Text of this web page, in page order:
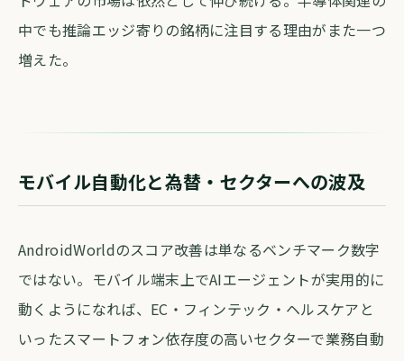
中でも推論エッジ寄りの銘柄に注目する理由がまた一つ
増えた。
モバイル自動化と為替・セクターへの波及
AndroidWorldのスコア改善は単なるベンチマーク数字
ではない。モバイル端末上でAIエージェントが実用的に
動くようになれば、EC・フィンテック・ヘルスケアと
いったスマートフォン依存度の高いセクターで業務自動